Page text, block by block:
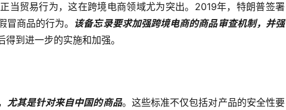
当贸易行为，这在跨境电商领域尤为突出。2019年，特朗普签署
商品的行为。 该备忘录要求加强跨境电商的商品审查机制，并强
到进一步的实施和加强。
尤其是针对来自中国的商品。这些标准不仅包括对产品的安全性要